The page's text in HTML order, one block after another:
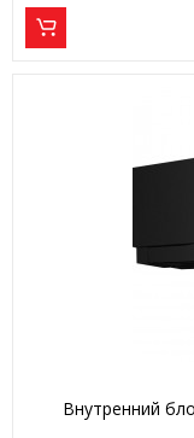
Внутренний